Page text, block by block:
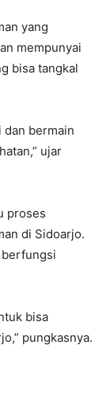
yang
mempunyai
bisa tangkal
dan bermain
ujar
proses
di Sidoarjo.
bisa
pungkasnya.